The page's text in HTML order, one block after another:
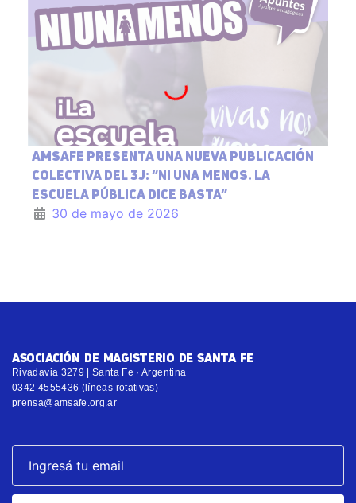
AMSAFE PRESENTA UNA NUEVA PUBLICACIÓN
COLECTIVA DEL 3J: “NI UNA MENOS. LA
ESCUELA PÚBLICA DICE BASTA”
30 de mayo de 2026
ASOCIACIÓN DE MAGISTERIO DE SANTA FE
Rivadavia 3279 | Santa Fe · Argentina
0342 4555436 (líneas rotativas)
prensa@amsafe.org.ar